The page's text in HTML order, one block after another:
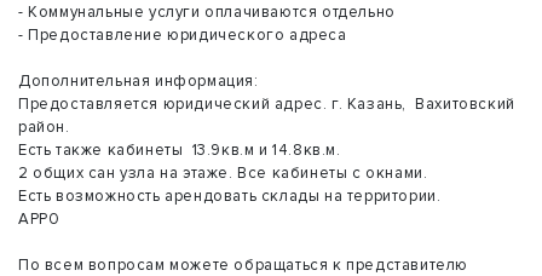
- Коммунальные услуги оплачиваются отдельно
- Предоставление юридического адреса
Дополнительная информация:
Предоставляется юридический адрес. г. Казань, Вахитовский
район.
Есть также кабинеты 13.9кв.м и 14.8кв.м.
2 общих сан узла на этаже. Все кабинеты с окнами.
Есть возможность арендовать склады на территории.
АРР0
По всем вопросам можете обращаться к представителю